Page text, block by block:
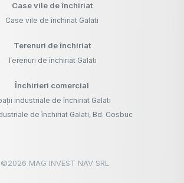
Case vile de închiriat
Case vile de închiriat Galati
Terenuri de închiriat
Terenuri de închiriat Galati
Închirieri comercial
industriale de închiriat Galati
de închiriat Galati, Bd. Cosbuc
©2026 MAG INVEST NAV SRL